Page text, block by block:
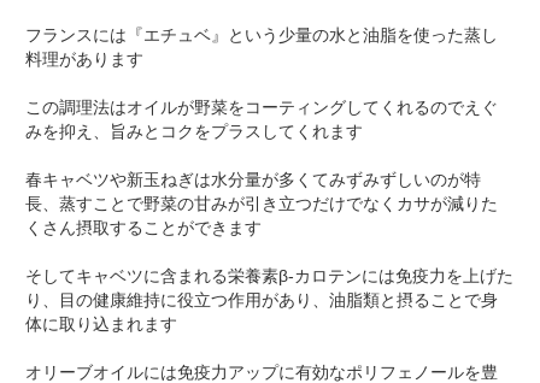
フランスには『エチュベ』という少量の水と油脂を使った蒸し
料理があります
この調理法はオイルが野菜をコーティングしてくれるのでえぐ
みを抑え、旨みとコクをプラスしてくれます
春キャベツや新玉ねぎは水分量が多くてみずみずしいのが特
長、蒸すことで野菜の甘みが引き立つだけでなくカサが減りた
くさん摂取することができます
そしてキャベツに含まれる栄養素β-カロテンには免疫力を上げた
り、目の健康維持に役立つ作用があり、油脂類と摂ることで身
体に取り込まれます
オリーブオイルには免疫力アップに有効なポリフェノールを豊